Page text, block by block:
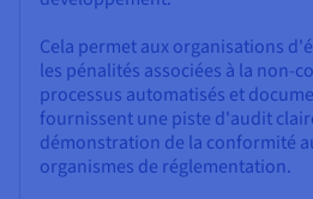
Cela permet aux organisations
les pénalités associées à la non-
processus automatisés et
fournissent une piste d'audit
démonstration de la conformité
organismes de réglementation.